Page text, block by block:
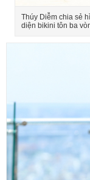
Thúy Diễm chia sẻ
diện bikini tôn ba